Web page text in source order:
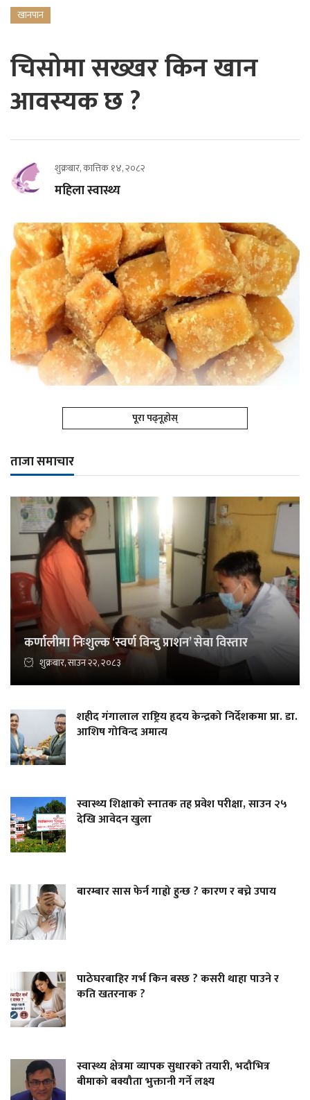
खानपान
चिसोमा सख्खर किन खान
आवस्यक छ ?
शुक्रबार, कात्तिक १४, २०८२
महिला स्वास्थ्य
पूरा पढ्नूहोस्
ताजा समाचार
कर्णालीमा निःशुल्क ‘स्वर्ण विन्दु प्राशन’ सेवा विस्तार
शुक्रबार, साउन २२, २०८३
शहीद गंगालाल राष्ट्रिय हृदय केन्द्रको निर्देशकमा प्रा. डा.
आशिष गोविन्द अमात्य
स्वास्थ्य शिक्षाको स्नातक तह प्रवेश परीक्षा, साउन २५
देखि आवेदन खुला
बारम्बार सास फेर्न गाह्रो हुन्छ ? कारण र बच्ने उपाय
पाठेघरबाहिर गर्भ किन बस्छ ? कसरी थाहा पाउने र
कति खतरनाक ?
स्वास्थ्य क्षेत्रमा व्यापक सुधारको तयारी, भदौभित्र
बीमाको बक्यौता भुक्तानी गर्ने लक्ष्य